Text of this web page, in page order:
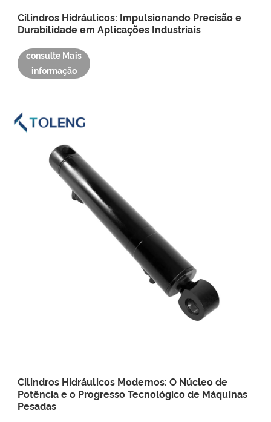
Cilindros Hidráulicos: Impulsionando Precisão e
Durabilidade em Aplicações Industriais
consulte Mais
informação
Cilindros Hidráulicos Modernos: O Núcleo de
Potência e o Progresso Tecnológico de Máquinas
Pesadas